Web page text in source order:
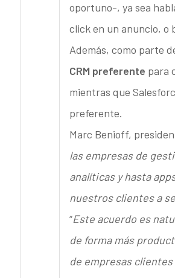
oportuno-, ya sea
click en un anuncio, o
Además, como parte
CRM preferente para
mientras que
preferente.
Marc Benioff,
las empresas de
analíticas y hasta
nuestros clientes a
“Este acuerdo es
de forma más
de empresas